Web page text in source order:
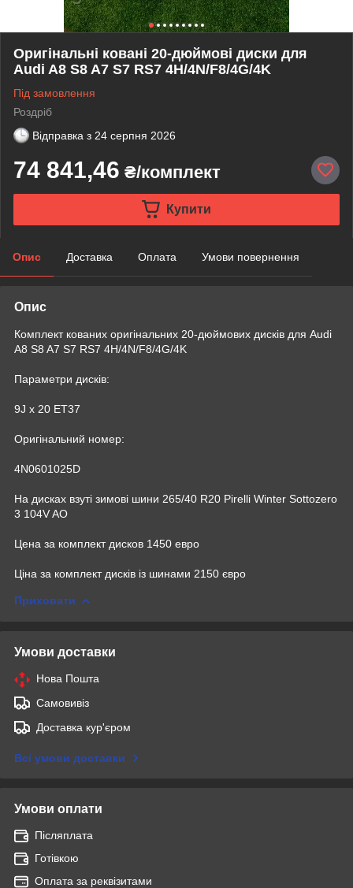
Оригінальні ковані 20-дюймові диски для
Audi A8 S8 A7 S7 RS7 4H/4N/F8/4G/4K
Під замовлення
Роздріб
Відправка з 24 серпня 2026
74 841,46 ₴/комплект
Купити
Опис Доставка Оплата Умови повернення
Опис
Комплект кованих оригінальних 20-дюймових дисків для Audi
A8 S8 A7 S7 RS7 4H/4N/F8/4G/4K
Параметри дисків:
9J x 20 ET37
Оригінальний номер:
4N0601025D
На дисках взуті зимові шини 265/40 R20 Pirelli Winter Sottozero
3 104V AO
Цена за комплект дисков 1450 евро
Ціна за комплект дисків із шинами 2150 євро
Приховати
Умови доставки
Нова Пошта
Самовивіз
Доставка кур'єром
Всі умови доставки
Умови оплати
Післяплата
Готівкою
Оплата за реквізитами